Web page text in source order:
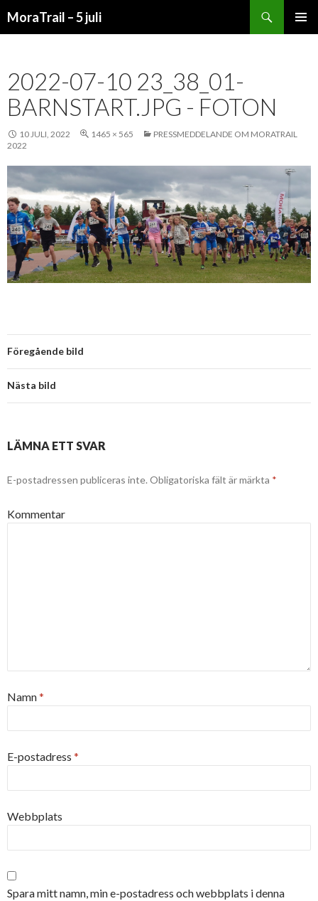
MoraTrail – 5 juli
2022-07-10 23_38_01-
BARNSTART.JPG ‎- FOTON
10 JULI, 2022 1465 × 565
PRESSMEDDELANDE OM MORATRAIL
2022
Föregående bild
Nästa bild
LÄMNA ETT SVAR
E-postadressen publiceras inte. Obligatoriska fält är märkta *
Kommentar
Namn*
E-postadress *
Webbplats
Spara mitt namn, min e-postadress och webbplats i denna